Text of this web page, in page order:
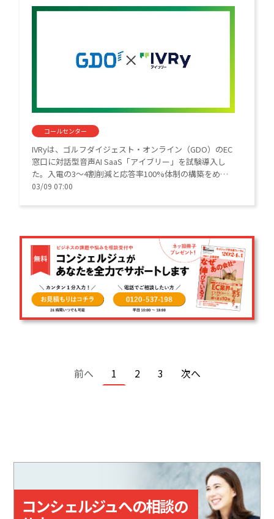
コールセンター
IVRyは、ゴルフダイジェスト・オンライン（GDO）のEC
窓口に対話型音声AI SaaS「アイブリー」を試験導入し
た。入電の3〜4割削減と応答率100%体制の構築をめざ
す。AIによる自動応答とデータ分析を活用し、ECコンタ
03/09 07:00
前ページ
前へ カレントページ
1 ページ
2 ページ
3 次ページ
次へ
コンシェルジュへの相談の